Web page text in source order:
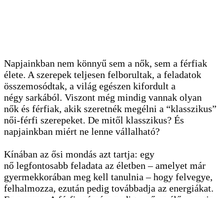
Napjainkban nem könnyű sem a nők, sem a férfiak
élete. A szerepek teljesen felborultak, a feladatok
összemosódtak, a világ egészen kifordult a
négy sarkából. Viszont még mindig vannak olyan
nők és férfiak, akik szeretnék megélni a “klasszikus”
női-férfi szerepeket. De mitől klasszikus? És
napjainkban miért ne lenne vállalható?
Kínában az ősi mondás azt tartja: egy
nő legfontosabb feladata az életben – amelyet már
gyermekkorában meg kell tanulnia – hogy felvegye,
felhalmozza, ezután pedig továbbadja az energiákat.